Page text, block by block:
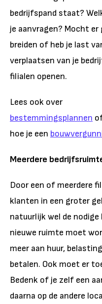
bedrijfspand staat?
je aanvragen? Mocht
breiden of heb je last
verplaatsen van je
filialen openen.
Lees ook over
bestemmingsplannen
hoe je een
Meerdere
Door een of meerdere
klanten in een groter
natuurlijk wel de
nieuwe ruimte moet
meer aan huur,
betalen. Ook moet er
Bedenk of je zelf een
daarna op de andere